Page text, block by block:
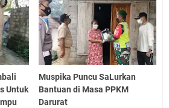
Untuk
Muspika Puncu SaLurkan
Bantuan di Masa PPKM
Darurat